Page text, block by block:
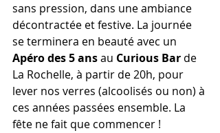
sans pression, dans une ambiance
décontractée et festive. La journée
se terminera en beauté avec un
Apéro des 5 ans au Curious Bar de
La Rochelle, à partir de 20h, pour
lever nos verres (alcoolisés ou non) à
ces années passées ensemble. La
fête ne fait que commencer !